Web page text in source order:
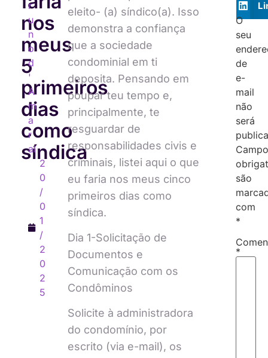
nos
meus
5
primeiros
dias
como
síndica
r
u
n
o
d
'
A
m
a
r
al
2
0
/
0
1
/
2
0
2
5
eleito- (a) síndico(a). Isso
demonstra a confiança
que a sociedade
condominial em ti
deposita. Pensando em
poupar teu tempo e,
principalmente, te
resguardar de
responsabilidades civis e
criminais, listei aqui o que
eu faria nos meus cinco
primeiros dias como
síndica.
Dia 1-Solicitação de
Documentos e
Comunicação com os
Condôminos
Solicite à administradora
do condomínio, por
escrito (via e-mail), os
O
seu
de
e-
mail
não
será
são
com
*
*